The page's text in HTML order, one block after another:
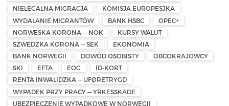
NIELEGALNA MIGRACJA
KOMISJA EUROPESJKA
WYDALANIE MIGRANTÓW
BANK HSBC
OPEC+
NORWESKA KORONA — NOK
KURSY WALUT
SZWEDZKA KORONA — SEK
EKONOMIA
BANK NORWEGII
DOWÓD OSOBISTY
OBCOKRAJOWCY
SKI
EFTA EOG
ID-KORT
RENTA INWALIDZKA — UFØRETRYGD
WYPADEK PRZY PRACY — YRKESSKADE
UBEZPIECZENIE WYPADKOWE W NORWEGII